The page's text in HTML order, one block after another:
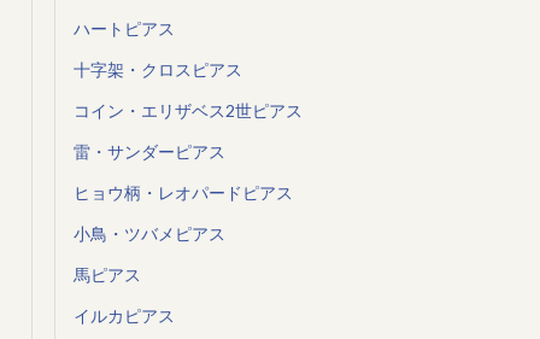
ハートピアス
十字架・クロスピアス
コイン・エリザベス2世ピアス
雷・サンダーピアス
ヒョウ柄・レオパードピアス
小鳥・ツバメピアス
馬ピアス
イルカピアス